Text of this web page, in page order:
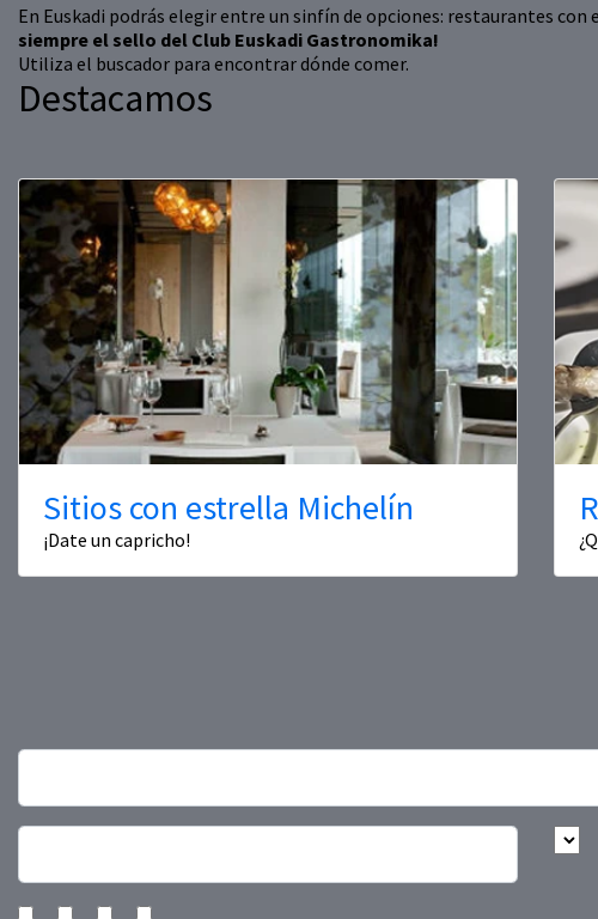
En Euskadi podrás elegir entre un sinfín de opciones: restaurantes con
siempre el sello del Club Euskadi Gastronomika!
Utiliza el buscador para encontrar dónde comer.
Destacamos
Sitios con estrella Michelín
¡Date un capricho!